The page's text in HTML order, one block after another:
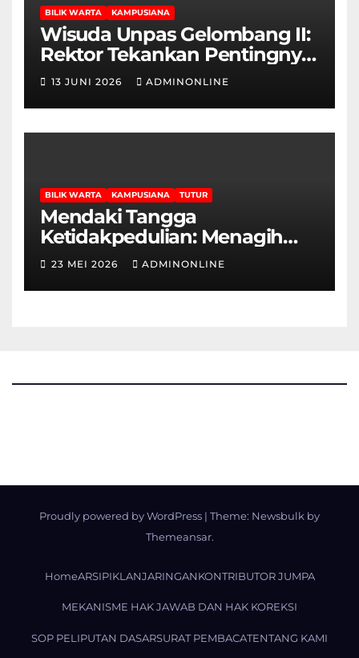
BILIK WARTA KAMPUSIANA
Wisuda Unpas Gelombang II:
Rektor Tekankan Pentingnya
Sertifikasi Keahlian
13 JUNI 2026 ADMINONLINE
BILIK WARTA KAMPUSIANA TUTUR
Mendaki Tangga
Ketidakpedulian: Menagih
Hak Disabilitas yang
23 MEI 2026 ADMINONLINE
Proudly powered by WordPress | Theme: Newsbulk by
Themeansar.
HomeARSIPIKLANJARINGANKONTRIBUTOR JUMPA
MEKANISME HAK JAWAB DAN HAK KOREKSI
SOP PELIPUTAN DASARSURAT PEMBACATENTANG KAMI